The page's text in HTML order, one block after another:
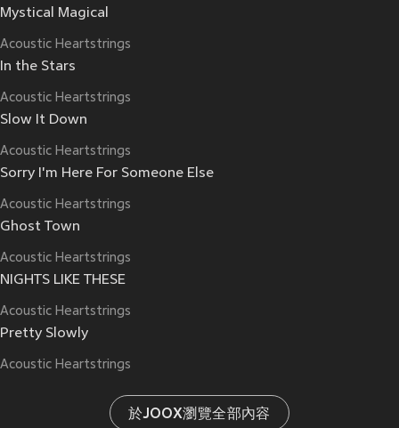
Mystical Magical
Acoustic Heartstrings
In the Stars
Acoustic Heartstrings
Slow It Down
Acoustic Heartstrings
Sorry I'm Here For Someone Else
Acoustic Heartstrings
Ghost Town
Acoustic Heartstrings
NIGHTS LIKE THESE
Acoustic Heartstrings
Pretty Slowly
Acoustic Heartstrings
於JOOX瀏覽全部內容